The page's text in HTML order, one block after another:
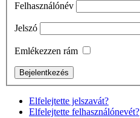
Felhasználónév
Jelszó
Emlékezzen rám
Elfelejtette jelszavát?
Elfelejtette felhasználónevét?